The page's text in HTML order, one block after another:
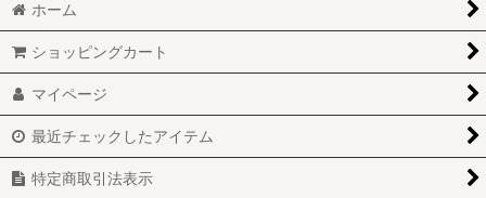
ホーム
ショッピングカート
マイページ
最近チェックしたアイテム
特定商取引法表示